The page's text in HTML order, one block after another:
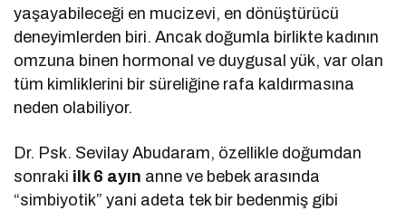
yaşayabileceği en mucizevi, en dönüştürücü
deneyimlerden biri. Ancak doğumla birlikte kadının
omzuna binen hormonal ve duygusal yük, var olan
tüm kimliklerini bir süreliğine rafa kaldırmasına
neden olabiliyor.
Dr. Psk. Sevilay Abudaram, özellikle doğumdan
sonraki ilk 6 ayın anne ve bebek arasında
“simbiyotik” yani adeta tek bir bedenmiş gibi